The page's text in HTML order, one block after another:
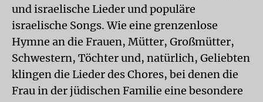
und israelische Lieder und populäre
israelische Songs. Wie eine grenzenlose
Hymne an die Frauen, Mütter, Großmütter,
Schwestern, Töchter und, natürlich, Geliebten
klingen die Lieder des Chores, bei denen die
Frau in der jüdischen Familie eine besondere